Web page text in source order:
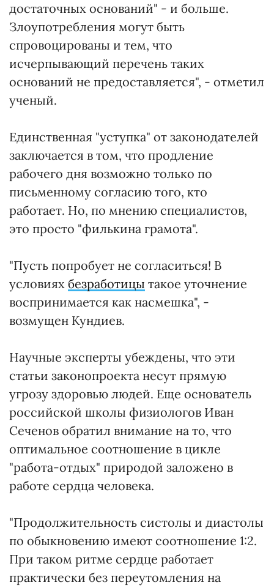
достаточных оснований" - и больше.
Злоупотребления могут быть
спровоцированы и тем, что
исчерпывающий перечень таких
оснований не предоставляется", - отметил
ученый.
Единственная "уступка" от законодателей
заключается в том, что продление
рабочего дня возможно только по
письменному согласию того, кто
работает. Но, по мнению специалистов,
это просто "филькина грамота".
"Пусть попробует не согласиться! В
условиях безработицы такое уточнение
воспринимается как насмешка", -
возмущен Кундиев.
Научные эксперты убеждены, что эти
статьи законопроекта несут прямую
угрозу здоровью людей. Еще основатель
российской школы физиологов Иван
Сеченов обратил внимание на то, что
оптимальное соотношение в цикле
"работа-отдых" природой заложено в
работе сердца человека.
"Продолжительность систолы и диастолы
по обыкновению имеют соотношение 1:2.
При таком ритме сердце работает
практически без переутомления на